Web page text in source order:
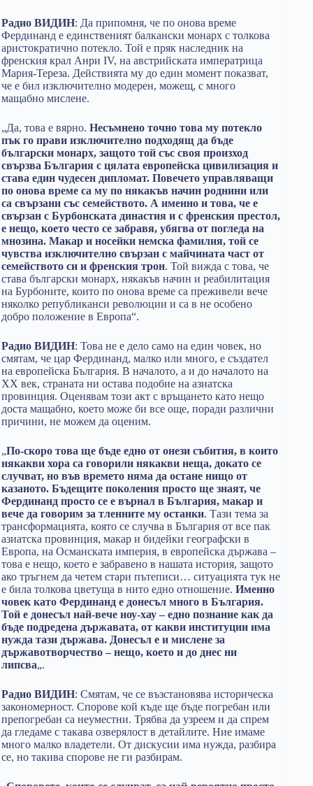
Радио ВИДИН: Да припомня, че по онова време
Фердинанд е единственият балкански монарх с толкова
аристократично потекло. Той е пряк наследник на
френския крал Анри IV, на австрийската императрица
Мария-Тереза. Действията му до един момент показват,
че е бил изключително модерен, можещ, с много
мащабно мислене.
„Да, това е вярно. Несъмнено точно това му потекло
пък го прави изключително подходящ да бъде
български монарх, защото той със своя произход
свързва България с цялата европейска цивилизация и
става един чудесен дипломат. Повечето управляващи
по онова време са му по някакъв начин роднини или
са свързани със семейството. А именно и това, че е
свързан с Бурбонската династия и с френския престол,
е нещо, което често се забравя, убягва от погледа на
мнозина. Макар и носейки немска фамилия, той се
чувства изключително свързан с майчината част от
семейството си и френския трон. Той вижда с това, че
става български монарх, някакъв начин и реабилитация
на Бурбоните, които по онова време са преживели вече
няколко републиканси революции и са в не особено
добро положение в Европа“.
Радио ВИДИН: Това не е дело само на един човек, но
смятам, че цар Фердинанд, малко или много, е създател
на европейска България. В началото, а и до началото на
ХХ век, страната ни остава подобие на азиатска
провинция. Оценявам този акт с връщането като нещо
доста мащабно, което може би все още, поради различни
причини, не можем да оценим.
„По-скоро това ще бъде едно от онези събития, в които
някакви хора са говорили някакви неща, докато се
случват, но във времето няма да остане нищо от
казаното. Бъдещите поколения просто ще знаят, че
Фердинанд просто се е върнал в България, макар и
вече да говорим за тленните му останки. Тази тема за
трансформацията, която се случва в България от все пак
азиатска провинция, макар и бидейки географски в
Европа, на Османската империя, в европейска държава –
това е нещо, което е забравено в нашата история, защото
ако тръгнем да четем стари пътеписи… ситуацията тук не
е била толкова цветуща в нито едно отношение. Именно
човек като Фердинанд е донесъл много в България.
Той е донесъл най-вече ноу-хау – едно познание как да
бъде подредена държавата, от какви институции има
нужда тази държава. Донесъл е и мислене за
държавотворчество – нещо, което и до днес ни
липсва„.
Радио ВИДИН: Смятам, че се възстановява историческа
закономерност. Спорове кой къде ще бъде погребан или
препогребан са неуместни. Трябва да узреем и да спрем
да гледаме с такава озверялост в детайлите. Ние имаме
много малко владетели. От дискусии има нужда, разбира
се, но такива спорове не ги разбирам.